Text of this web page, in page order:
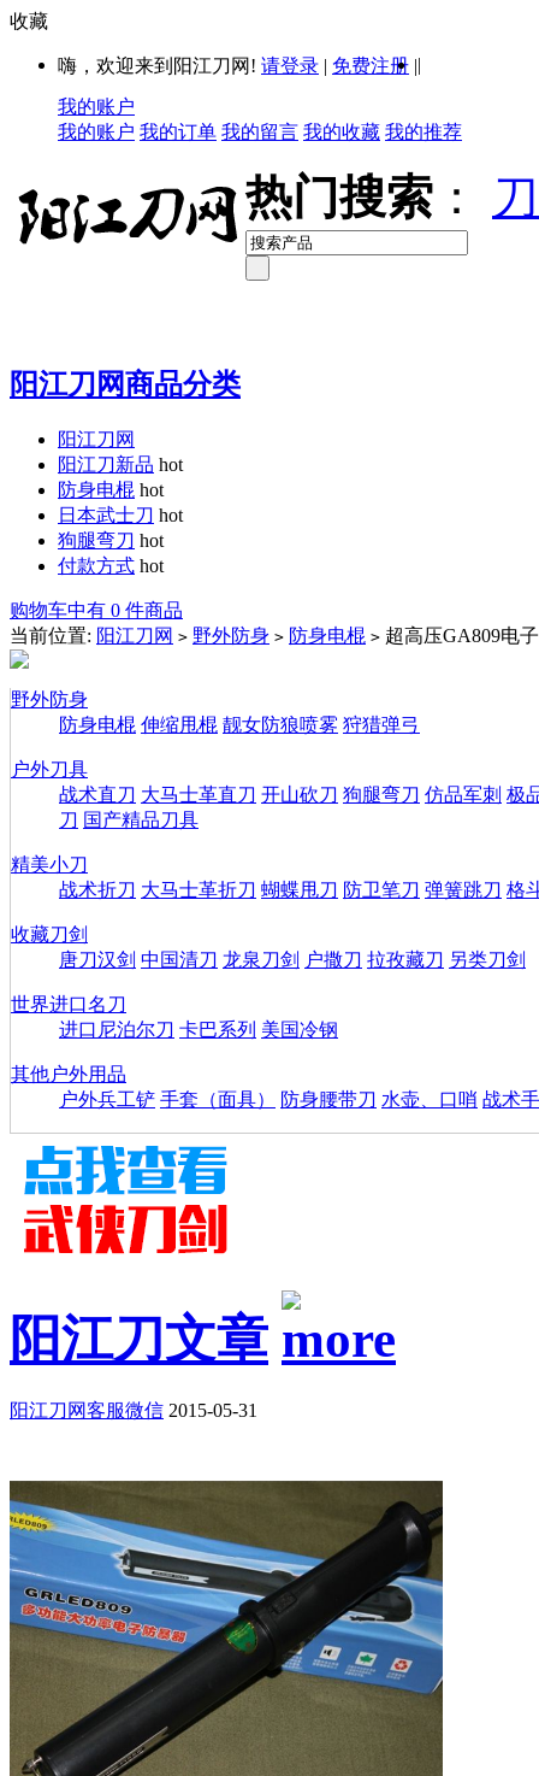
收藏
嗨，欢迎来到阳江刀网! 请登录 | 免费注册 ||
我的账户
我的账户 我的订单 我的留言 我的收藏 我的推荐
热门搜索 ：
阳江刀网商品分类
阳江刀网
阳江刀新品 hot
防身电棍 hot
日本武士刀 hot
狗腿弯刀 hot
付款方式 hot
购物车中有 0 件商品
当前位置: 阳江刀网 > 野外防身 > 防身电棍 > 超高压GA809电
野外防身
防身电棍 伸缩甩棍 靓女防狼喷雾 狩猎弹弓
户外刀具
战术直刀 大马士革直刀 开山砍刀 狗腿弯刀 仿品军刺 极
刀 国产精品刀具
精美小刀
战术折刀 大马士革折刀 蝴蝶甩刀 防卫笔刀 弹簧跳刀 格
收藏刀剑
唐刀汉剑 中国清刀 龙泉刀剑 户撒刀 拉孜藏刀 另类刀剑
世界进口名刀
进口尼泊尔刀 卡巴系列 美国冷钢
其他户外用品
户外兵工铲 手套（面具） 防身腰带刀 水壶、口哨 战术
阳江刀文章
阳江刀网客服微信 2015-05-31